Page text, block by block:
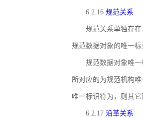
6.2.16 规范关系
规范关系单独存
规范数据对象的唯一
规范数据对象唯一
所对应的为规范机构
唯一标识符为，则其
6.2.17 沿革关系